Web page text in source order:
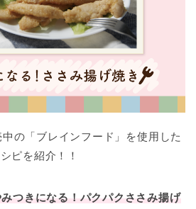
の「ブレインフード」を使用した
ピを紹介！！
つきになる！パクパクささみ揚げ